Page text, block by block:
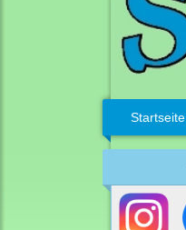
Startseite